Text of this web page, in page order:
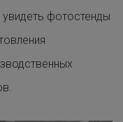
фотостенды